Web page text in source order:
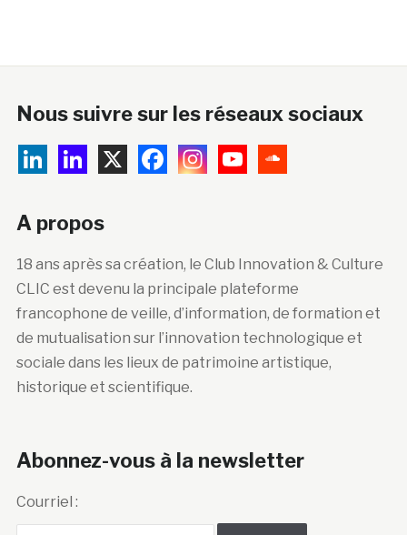
Nous suivre sur les réseaux sociaux
A propos
18 ans après sa création, le Club Innovation & Culture
CLIC est devenu la principale plateforme
francophone de veille, d’information, de formation et
de mutualisation sur l’innovation technologique et
sociale dans les lieux de patrimoine artistique,
historique et scientifique.
Abonnez-vous à la newsletter
Courriel :